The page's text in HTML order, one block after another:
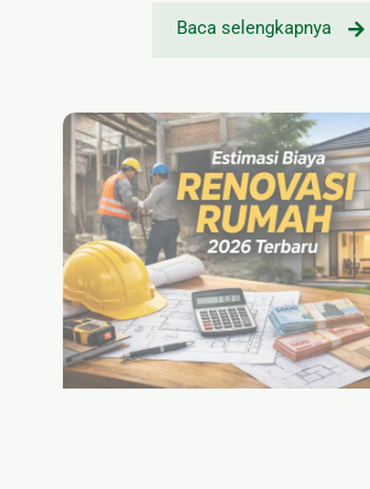
Baca selengkapnya